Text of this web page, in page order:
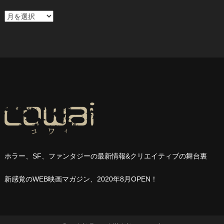
ア
ホラー、SF、ファンタジーの最新情報&クリエイティブの舞台裏
新感覚のWEB映画マガジン、2020年8月OPEN ！